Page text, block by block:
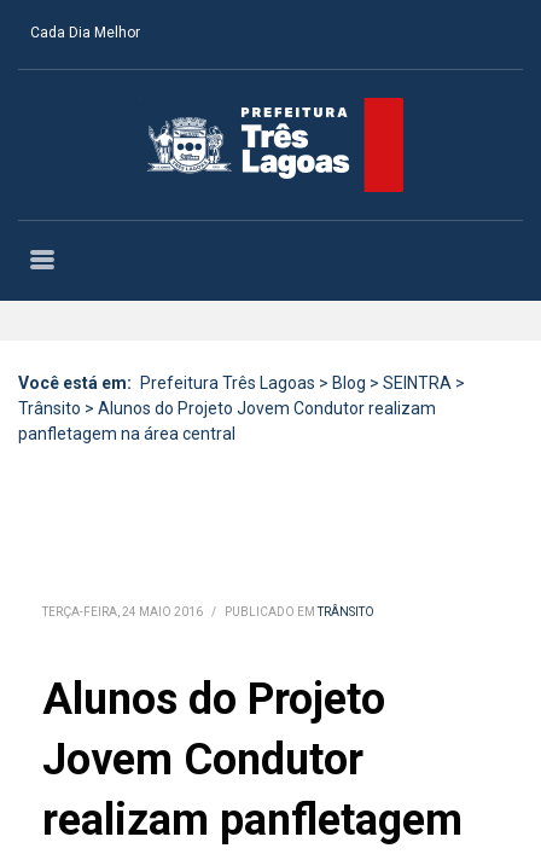
Cada Dia Melhor
Você está em: Prefeitura Três Lagoas > Blog > SEINTRA >
Trânsito > Alunos do Projeto Jovem Condutor realizam
panfletagem na área central
TERÇA-FEIRA, 24 MAIO 2016 / PUBLICADO EMTRÂNSITO
Alunos do Projeto
Jovem Condutor
realizam panfletagem